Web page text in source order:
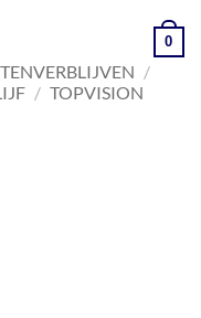
0
/
/ TOPVISION